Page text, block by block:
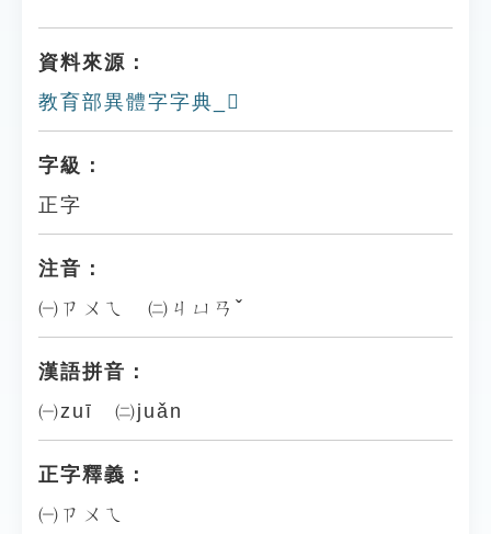
資料來源：
教育部異體字字典_𤎱
字級：
正字
注音：
㈠ㄗㄨㄟ ㈡ㄐㄩㄢˇ
漢語拼音：
㈠zuī ㈡juǎn
正字釋義：
㈠ㄗㄨㄟ